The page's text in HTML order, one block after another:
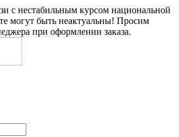
нестабильным курсом национальной
могут быть неактуальны! Просим
при оформлении заказа.